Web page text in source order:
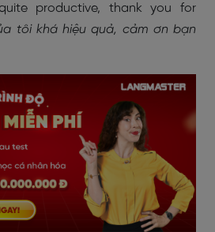
productive, thank you for
tôi khá hiệu quả, cảm ơn bạn